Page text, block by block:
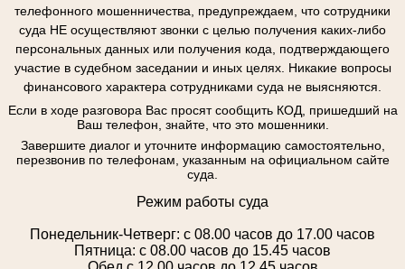
телефонного мошенничества, предупреждаем, что сотрудники
суда НЕ осуществляют звонки с целью получения каких-либо
персональных данных или получения кода, подтверждающего
участие в судебном заседании и иных целях. Никакие вопросы
финансового характера сотрудниками суда не выясняются.
Если в ходе разговора Вас просят сообщить КОД, пришедший на
Ваш телефон, знайте, что это мошенники.
Завершите диалог и уточните информацию самостоятельно,
перезвонив по телефонам, указанным на официальном сайте
суда.
Режим работы суда
Понедельник-Четверг: с 08.00 часов до 17.00 часов
Пятница: с 08.00 часов до 15.45 часов